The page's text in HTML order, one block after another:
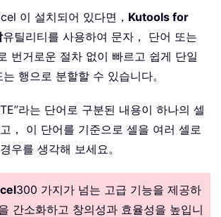
이 설치되어 있다면， Kutools for
유틸리티를 사용하여 문자， 단어 또는
번거로운 절차 없이 빠르고 쉽게 단일
행으로 분할할 수 있습니다。
라는 단어로 구분된 내용이 하나의 셀
， 이 단어를 기준으로 셀을 여러 셀로
우를 생각해 보세요。
300 가지가 넘는 고급 기능을 제공하
간소화하고 창의성과 효율성을 높입니